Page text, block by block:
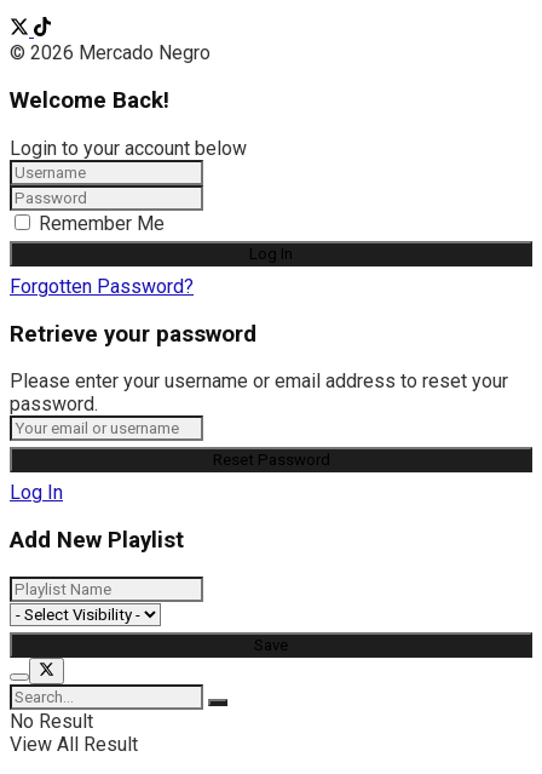
© 2026 Mercado Negro
Welcome Back!
Login to your account below
Remember Me
Forgotten Password?
Retrieve your password
Please enter your username or email address to reset your
password.
Log In
Add New Playlist
No Result
View All Result